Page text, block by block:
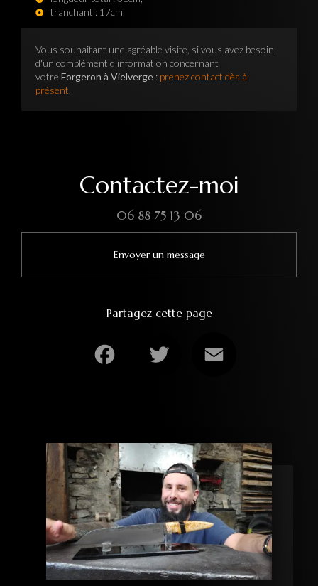
tranchant : 17cm
Vous souhaitant une agréable visite, si vous avez besoin
d'un complément d'information concernant
votre Forgeron à Vielverge : prenez contact dès à
présent.
Contactez-moi
06 88 75 13 06
Envoyer un message
Partagez cette page